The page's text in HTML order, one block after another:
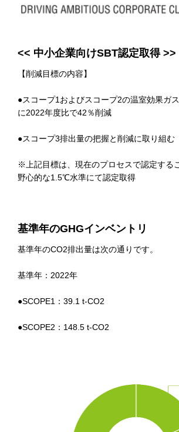
<< 中小企業向けSBT認定取得 >>
【削減目標の内容】
●スコープ1およびスコープ2の温室効果ガ
に2022年度比で42％削減
●スコープ3排出量の把握と削減に取り組む
※上記目標は、現在のプロセスで認定する
野心的な1.5℃水準にて認定取得
基準年のGHGインベントリ
基準年のCO2排出量は次の通りです。
基準年：2022年
●SCOPE1：39.1 t-CO2
●SCOPE2：148.5 t-CO2